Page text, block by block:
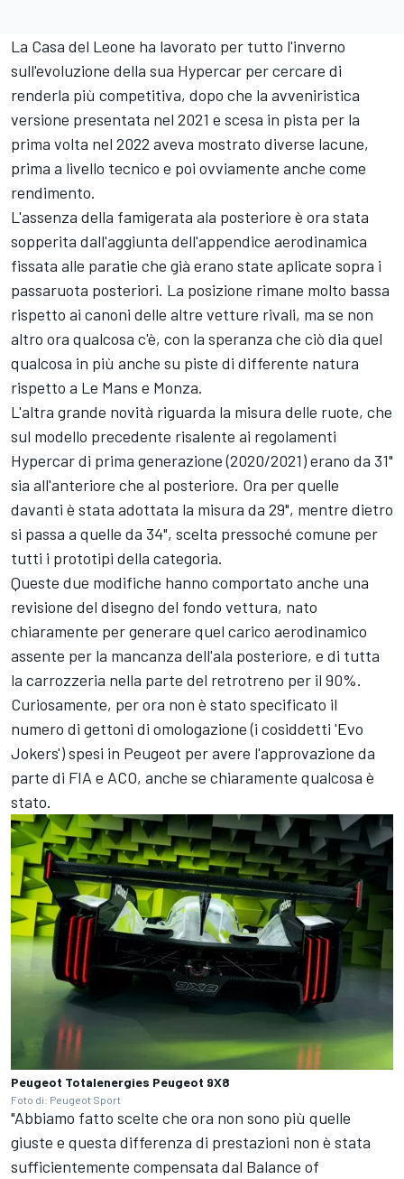
La Casa del Leone ha lavorato per tutto l'inverno
sull'evoluzione della sua Hypercar per cercare di
renderla più competitiva, dopo che la avveniristica
versione presentata nel 2021 e scesa in pista per la
prima volta nel 2022 aveva mostrato diverse lacune,
prima a livello tecnico e poi ovviamente anche come
rendimento.
L'assenza della famigerata ala posteriore è ora stata
sopperita dall'aggiunta dell'appendice aerodinamica
fissata alle paratie che già erano state aplicate sopra i
passaruota posteriori. La posizione rimane molto bassa
rispetto ai canoni delle altre vetture rivali, ma se non
altro ora qualcosa c'è, con la speranza che ciò dia quel
qualcosa in più anche su piste di differente natura
rispetto a Le Mans e Monza.
L'altra grande novità riguarda la misura delle ruote, che
sul modello precedente risalente ai regolamenti
Hypercar di prima generazione (2020/2021) erano da 31"
sia all'anteriore che al posteriore. Ora per quelle
davanti è stata adottata la misura da 29", mentre dietro
si passa a quelle da 34", scelta pressoché comune per
tutti i prototipi della categoria.
Queste due modifiche hanno comportato anche una
revisione del disegno del fondo vettura, nato
chiaramente per generare quel carico aerodinamico
assente per la mancanza dell'ala posteriore, e di tutta
la carrozzeria nella parte del retrotreno per il 90%.
Curiosamente, per ora non è stato specificato il
numero di gettoni di omologazione (i cosiddetti 'Evo
Jokers') spesi in Peugeot per avere l'approvazione da
parte di FIA e ACO, anche se chiaramente qualcosa è
stato.
Peugeot Totalenergies Peugeot 9X8
Foto di: Peugeot Sport
"Abbiamo fatto scelte che ora non sono più quelle
giuste e questa differenza di prestazioni non è stata
sufficientemente compensata dal Balance of